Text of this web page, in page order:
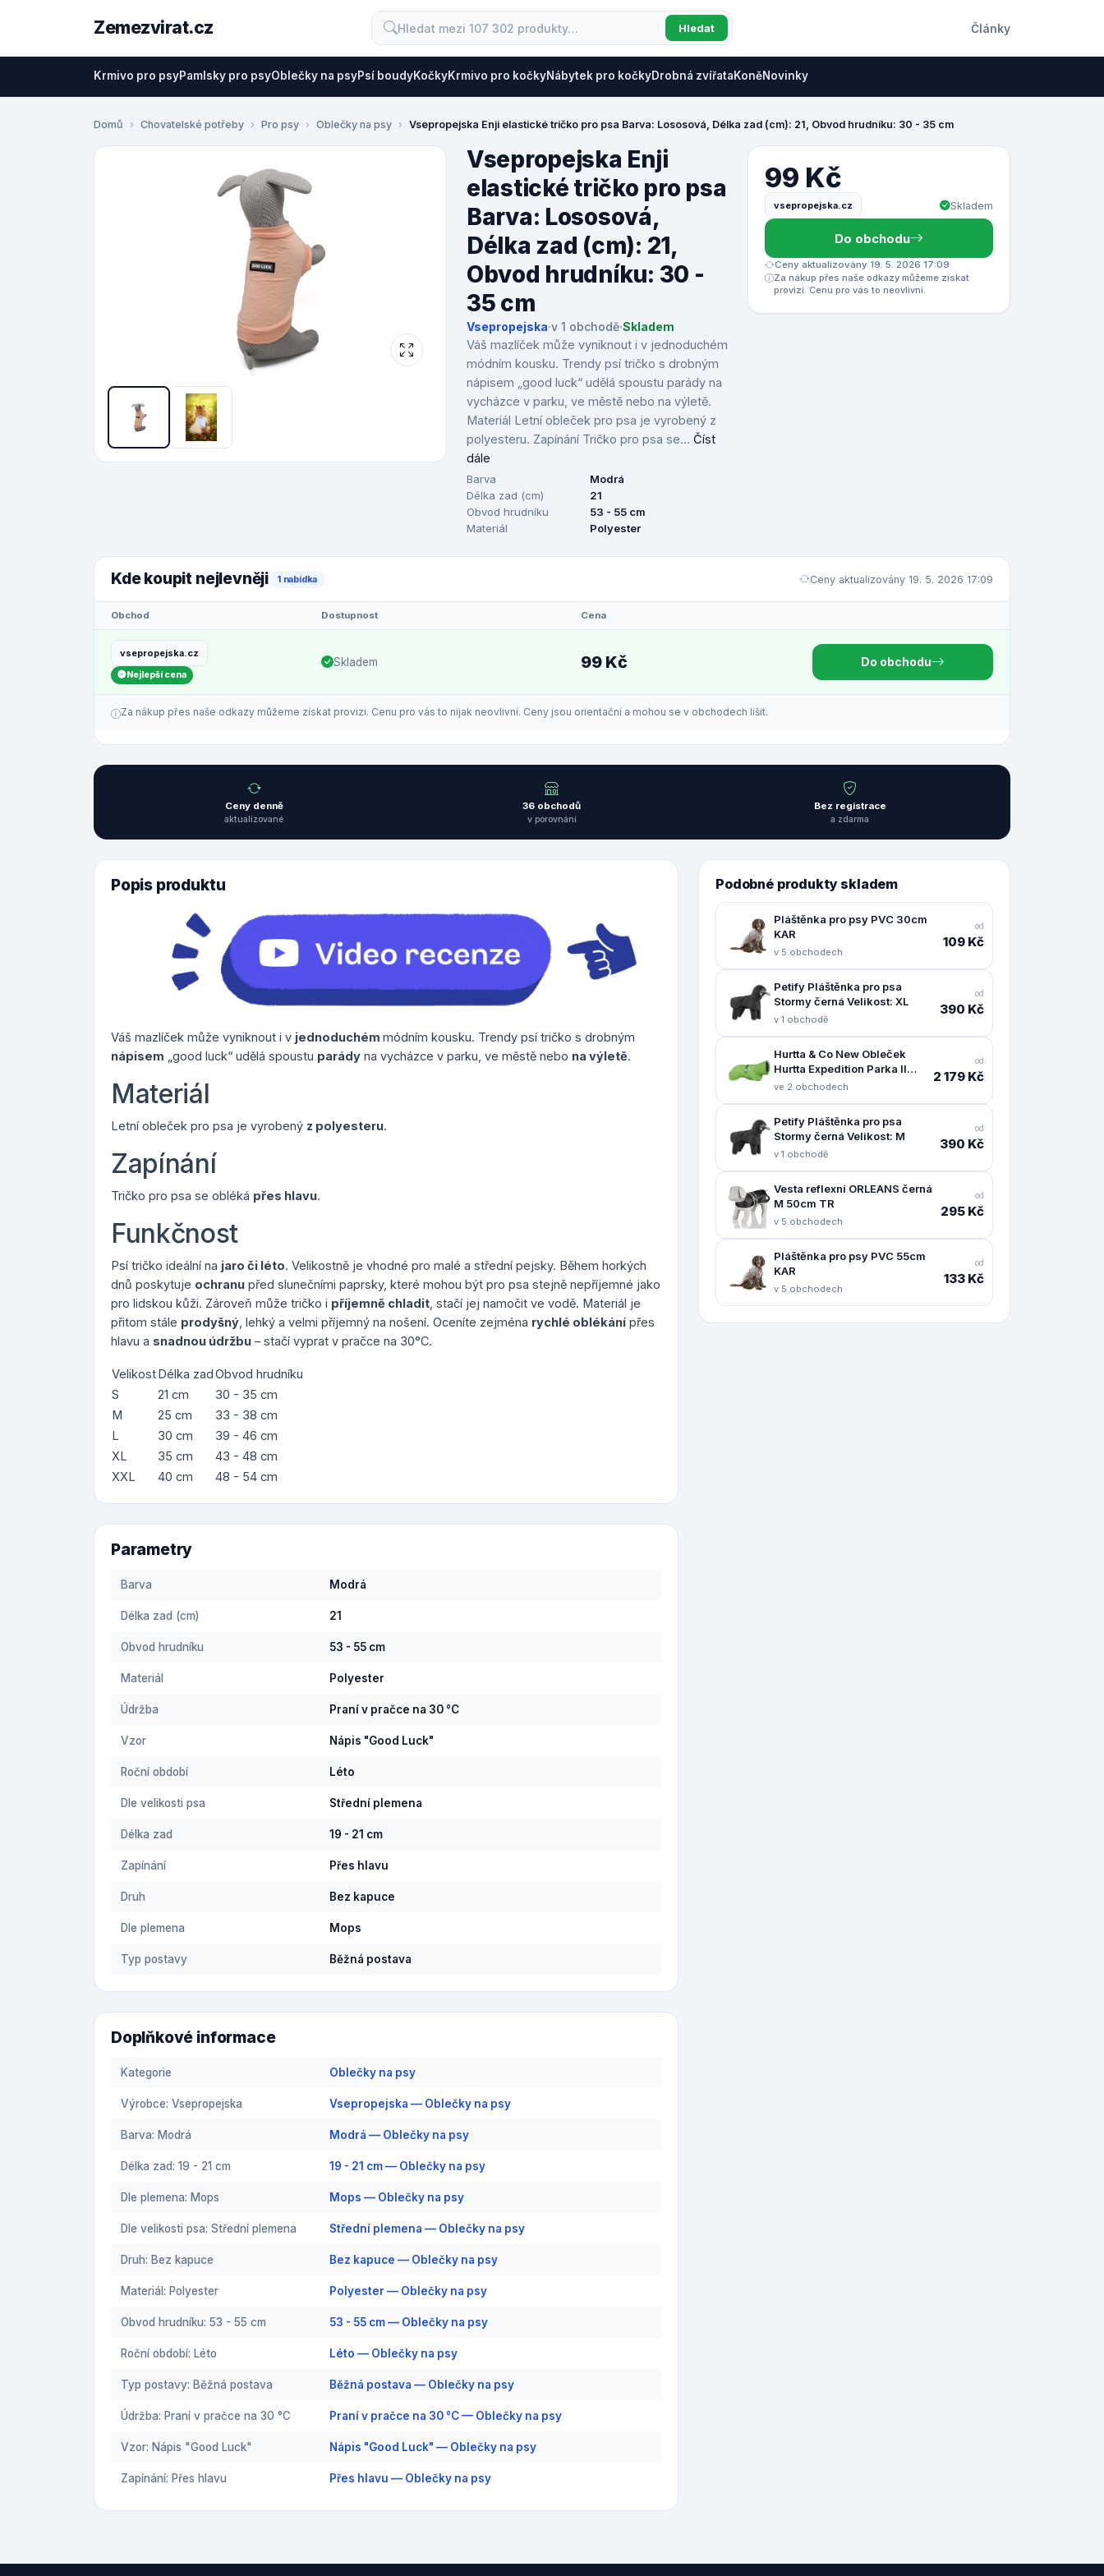
Zemezvirat.cz Hledat Články
Krmivo pro psyPamlsky pro psyOblečky na psyPsí boudyKočkyKrmivo pro kočkyNábytek pro kočkyDrobná zvířataKoněNovinky
Domů Chovatelské potřeby Pro psy Oblečky na psy Vsepropejska Enji elastické tričko pro psa Barva: Lososová, Délka zad (cm): 21, Obvod hrudníku: 30 - 35 cm
Vsepropejska Enji
elastické tričko pro psa
Barva: Lososová,
Délka zad (cm): 21,
Obvod hrudníku: 30 -
35 cm
Vsepropejska·v 1 obchodě·Skladem
Váš mazlíček může vyniknout i v jednoduchém
módním kousku. Trendy psí tričko s drobným
nápisem „good luck“ udělá spoustu parády na
vycházce v parku, ve městě nebo na výletě.
Materiál Letní obleček pro psa je vyrobený z
polyesteru. Zapínání Tričko pro psa se... Číst
dále
Barva
Modrá
Délka zad (cm)
21
Obvod hrudníku
53 - 55 cm
Materiál
Polyester
99 Kč
vsepropejska.cz Skladem
Do obchodu
Ceny aktualizovány 19. 5. 2026 17:09
Za nákup přes naše odkazy můžeme získat
provizi. Cenu pro vás to neovlivní.
Kde koupit nejlevněji 1 nabídka Ceny aktualizovány 19. 5. 2026 17:09
Obchod Dostupnost Cena
vsepropejska.cz
Nejlepší cena
Skladem 99 Kč Do obchodu
Za nákup přes naše odkazy můžeme získat provizi. Cenu pro vás to nijak neovlivní. Ceny jsou orientační a mohou se v obchodech lišit.
Ceny denně
aktualizované
36 obchodů
v porovnání
Bez registrace
a zdarma
Popis produktu
Váš mazlíček může vyniknout i v jednoduchém módním kousku. Trendy psí tričko s drobným
nápisem „good luck“ udělá spoustu parády na vycházce v parku, ve městě nebo na výletě.
Materiál
Letní obleček pro psa je vyrobený z polyesteru.
Zapínání
Tričko pro psa se obléká přes hlavu.
Funkčnost
Psí tričko ideální na jaro či léto. Velikostně je vhodné pro malé a střední pejsky. Během horkých
dnů poskytuje ochranu před slunečními paprsky, které mohou být pro psa stejně nepříjemné jako
pro lidskou kůži. Zároveň může tričko i příjemně chladit , stačí jej namočit ve vodě. Materiál je
přitom stále prodyšný , lehký a velmi příjemný na nošení. Oceníte zejména rychlé oblékání přes
hlavu a snadnou údržbu – stačí vyprat v pračce na 30°C.
VelikostDélka zadObvod hrudníku
S
21 cm
30 - 35 cm
M
25 cm
33 - 38 cm
L
30 cm
39 - 46 cm
XL
35 cm
43 - 48 cm
XXL
40 cm 48 - 54 cm
Parametry
Barva Modrá
Délka zad (cm) 21
Obvod hrudníku 53 - 55 cm
Materiál Polyester
Údržba Praní v pračce na 30 °C
Vzor Nápis "Good Luck"
Roční období Léto
Dle velikosti psa Střední plemena
Délka zad 19 - 21 cm
Zapínání Přes hlavu
Druh Bez kapuce
Dle plemena Mops
Typ postavy Běžná postava
Doplňkové informace
Kategorie Oblečky na psy
Výrobce: Vsepropejska Vsepropejska — Oblečky na psy
Barva: Modrá Modrá — Oblečky na psy
Délka zad: 19 - 21 cm 19 - 21 cm — Oblečky na psy
Dle plemena: Mops Mops — Oblečky na psy
Dle velikosti psa: Střední plemena Střední plemena — Oblečky na psy
Druh: Bez kapuce Bez kapuce — Oblečky na psy
Materiál: Polyester Polyester — Oblečky na psy
Obvod hrudníku: 53 - 55 cm 53 - 55 cm — Oblečky na psy
Roční období: Léto Léto — Oblečky na psy
Typ postavy: Běžná postava Běžná postava — Oblečky na psy
Údržba: Praní v pračce na 30 °C Praní v pračce na 30 °C — Oblečky na psy
Vzor: Nápis "Good Luck" Nápis "Good Luck" — Oblečky na psy
Zapínání: Přes hlavu Přes hlavu — Oblečky na psy
Podobné produkty skladem
Pláštěnka pro psy PVC 30cm
KAR
v 5 obchodech
od
109 Kč
Petify Pláštěnka pro psa
Stormy černá Velikost: XL
v 1 obchodě
od
390 Kč
Hurtta & Co New Obleček
Hurtta Expedition Parka II
petrželový 55
ve 2 obchodech
od
2 179 Kč
Petify Pláštěnka pro psa
Stormy černá Velikost: M
v 1 obchodě
od
390 Kč
Vesta reflexní ORLEANS černá
M 50cm TR
v 5 obchodech
od
295 Kč
Pláštěnka pro psy PVC 55cm
KAR
v 5 obchodech
od
133 Kč